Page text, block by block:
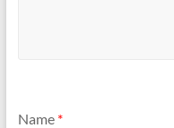
Name *